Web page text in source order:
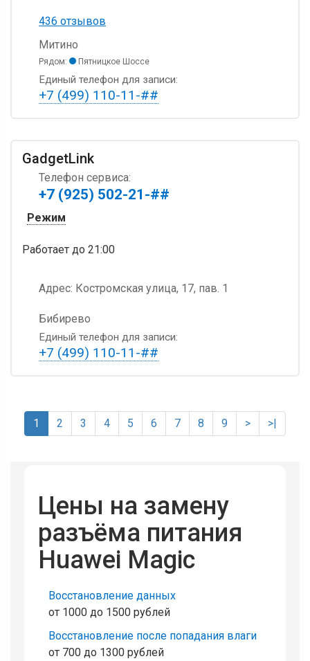
436 отзывов
Митино
Рядом: Пятницкое Шоссе
Единый телефон для записи:
+7 (499) 110-11-##
GadgetLink
Телефон сервиса:
+7 (925) 502-21-##
Режим
Работает до 21:00
Адрес: Костромская улица, 17, пав. 1
Бибирево
Единый телефон для записи:
+7 (499) 110-11-##
1 2 3 4 5 6 7 8 9 > >|
Цены на замену
разъёма питания
Huawei Magic
Восстановление данных
от 1000 до 1500 рублей
Восстановление после попадания влаги
от 700 до 1300 рублей